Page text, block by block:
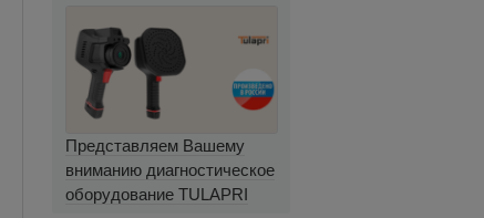
Представляем Вашему
вниманию диагностическое
оборудование TULAPRI